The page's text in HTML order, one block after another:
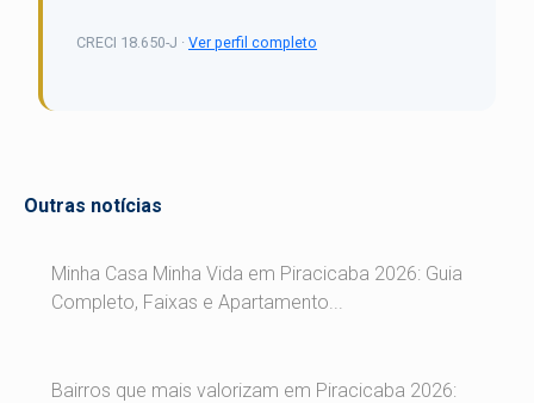
Outras notícias
Minha Casa Minha Vida em Piracicaba 2026: Guia
Completo, Faixas e Apartamento...
Bairros que mais valorizam em Piracicaba 2026:
CRECI 18.650-J · Ver perfil completo